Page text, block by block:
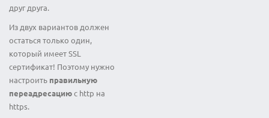
друг друга.
Из двух вариантов должен
остаться только один,
который имеет SSL
сертификат! Поэтому нужно
настроить правильную
переадресациюс http на
https.